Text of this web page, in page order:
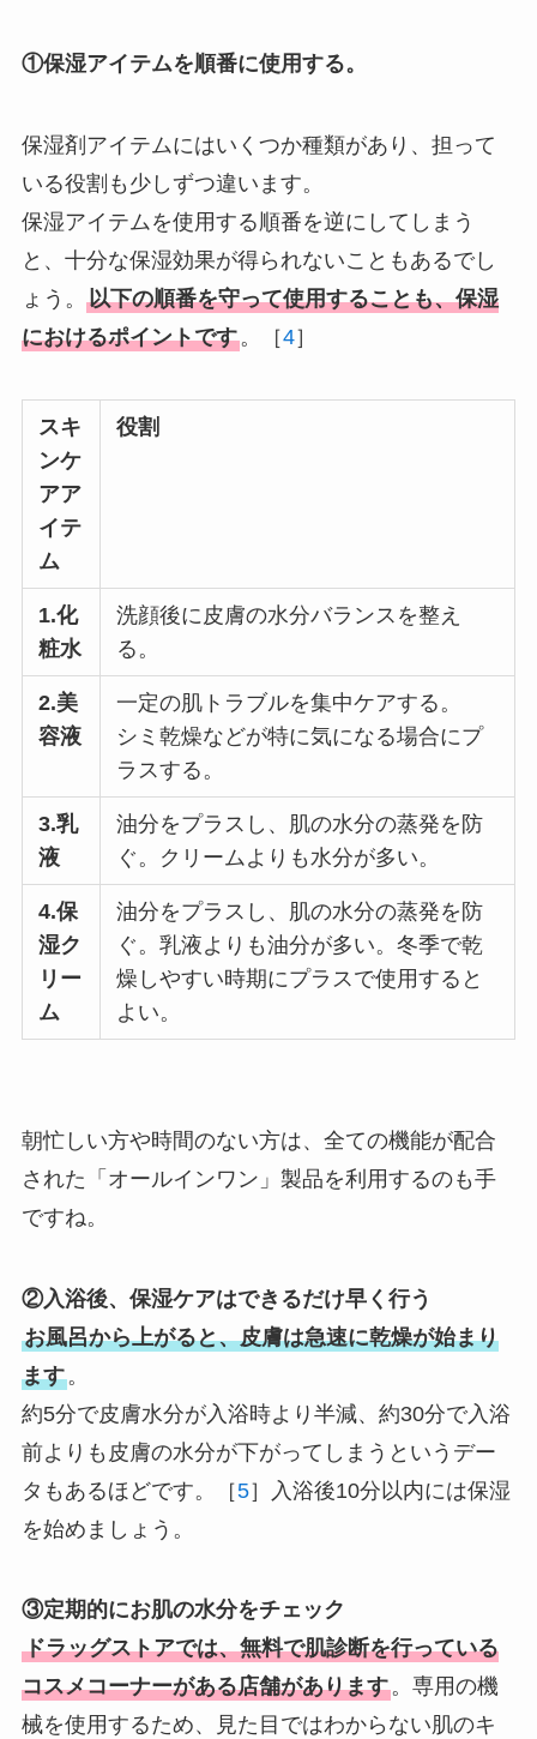
①保湿アイテムを順番に使用する。
保湿剤アイテムにはいくつか種類があり、担って
いる役割も少しずつ違います。
保湿アイテムを使用する順番を逆にしてしまう
と、十分な保湿効果が得られないこともあるでし
ょう。 以下の順番を守って使用することも、保湿
におけるポイントです。［4］
スキ
ンケ
アア
イテ
ム
役割
1.化
粧水
洗顔後に皮膚の水分バランスを整え
る。
2.美
容液
一定の肌トラブルを集中ケアする。
シミ乾燥などが特に気になる場合にプ
ラスする。
3.乳
液
油分をプラスし、肌の水分の蒸発を防
ぐ。クリームよりも水分が多い。
4.保
湿ク
リー
ム
油分をプラスし、肌の水分の蒸発を防
ぐ。乳液よりも油分が多い。冬季で乾
燥しやすい時期にプラスで使用すると
よい。
朝忙しい方や時間のない方は、全ての機能が配合
された「オールインワン」製品を利用するのも手
ですね。
②入浴後、保湿ケアはできるだけ早く行う
お風呂から上がると、皮膚は急速に乾燥が始まり
ます。
約5分で皮膚水分が入浴時より半減、約30分で入浴
前よりも皮膚の水分が下がってしまうというデー
タもあるほどです。［5］入浴後10分以内には保湿
を始めましょう。
③定期的にお肌の水分をチェック
ドラッグストアでは、無料で肌診断を行っている
コスメコーナーがある店舗があります。専用の機
械を使用するため、見た目ではわからない肌のキ